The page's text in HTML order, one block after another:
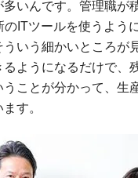
多いんです。管理職が
ITツールを使うよう
いう細かいところが
るようになるだけで、
ことが分かって、生
す。